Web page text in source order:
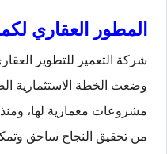
المطور العقاري لكمبوند
وضعت الخطة الاستثمارية
مشروعات معمارية لها،
من تحقيق النجاح ساحق